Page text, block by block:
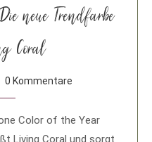
neue Trendfarbe
Coral
0 Kommentare
Color of the Year
Living Coral und sorgt